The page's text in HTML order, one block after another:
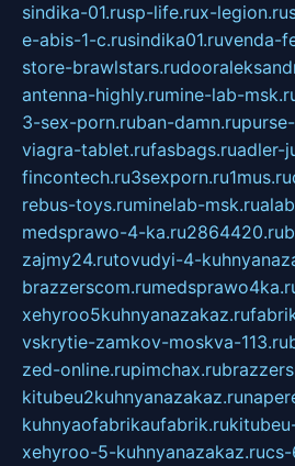
sindika-01.rusp-life.rux-legion.ru
e-abis-1-c.rusindika01.ruvenda-
store-brawlstars.ru
antenna-highly.rumine-lab-
3-sex-porn.ruban-damn.ru
viagra-tablet.rufasbags.ruadler-
fincontech.ru3sexporn.ru1mus.ru
rebus-toys.ruminelab-msk.ru
medsprawo-4-ka.ru2864420.ru
zajmy24.rutovudyi-4-
brazzerscom.ru
xehyroo5kuhnyanazakaz.ru
vskrytie-zamkov-moskva-113.ru
zed-online.rupimchax.ru
kitubeu2kuhnyanazakaz.ru
kuhnyaofabrikaufabrik.ru
xehyroo-5-kuhnyanazakaz.rucs-